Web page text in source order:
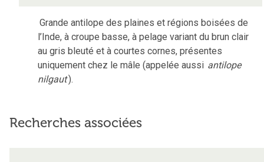
Grande antilope des plaines et régions boisées de
l’Inde, à croupe basse, à pelage variant du brun clair
au gris bleuté et à courtes cornes, présentes
uniquement chez le mâle (appelée aussi antilope
nilgaut).
Recherches associées